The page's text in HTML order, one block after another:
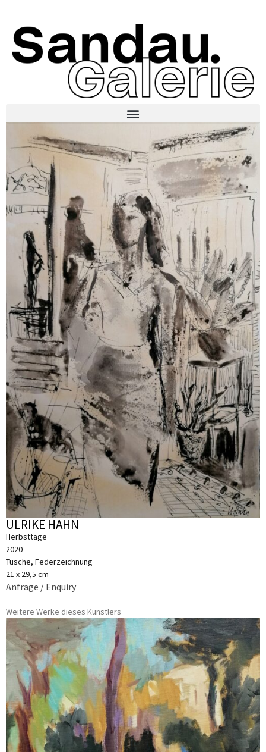
ULRIKE HAHN
Herbsttage
2020
Tusche, Federzeichnung
21 x 29,5 cm
Anfrage / Enquiry
Weitere Werke dieses Künstlers